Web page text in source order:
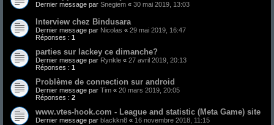
Dernier message par Snegiem « 30 mai 2019, 13:03
Interview chez Bindusara
Dernier message par Nicolas « 29 mai 2019, 16:47
Réponses : 1
parties sur lackey ce dimanche?
Dernier message par Rynkle « 27 avril 2019, 20:13
Réponses : 1
Problème de connection sur android
Dernier message par Tim « 20 mars 2019, 20:05
Réponses : 2
www.vtes-hook.com - League and statistic (Meta Game) site
Dernier message par blackkn8 « 16 novembre 2018, 11:15